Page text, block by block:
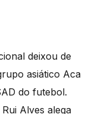
deixou de
asiático Aca
do futebol.
Alves alega